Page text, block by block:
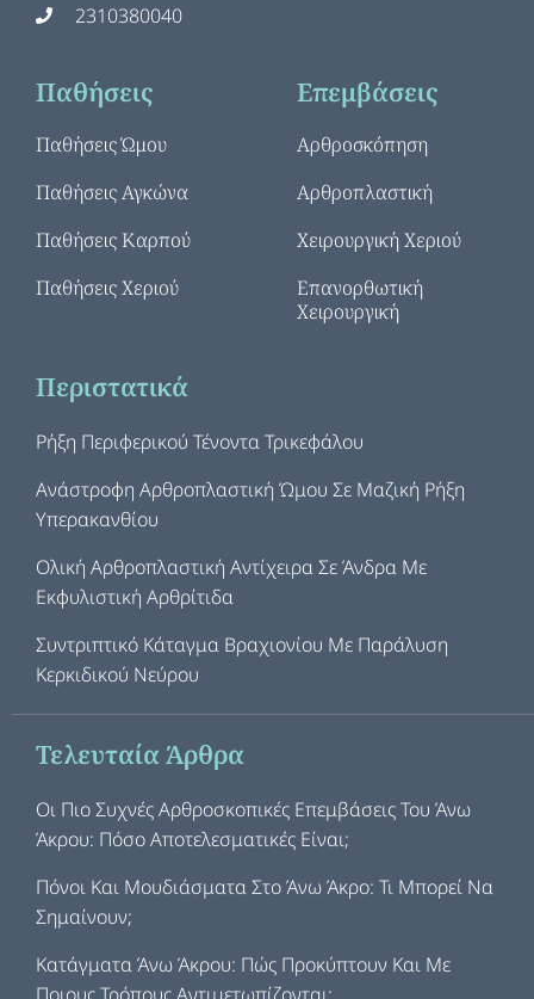
2310380040
Παθήσεις
Παθήσεις Ώμου
Παθήσεις Αγκώνα
Παθήσεις Καρπού
Παθήσεις Χεριού
Επεμβάσεις
Αρθροσκόπηση
Αρθροπλαστική
Χειρουργική Χεριού
Επανορθωτική
Χειρουργική
Περιστατικά
Ρήξη Περιφερικού Τένοντα Τρικεφάλου
Ανάστροφη Αρθροπλαστική Ώμου Σε Μαζική Ρήξη
Υπερακανθίου
Ολική Αρθροπλαστική Αντίχειρα Σε Άνδρα Με
Εκφυλιστική Αρθρίτιδα
Συντριπτικό Κάταγμα Βραχιονίου Με Παράλυση
Κερκιδικού Νεύρου
Τελευταία Άρθρα
Οι Πιο Συχνές Αρθροσκοπικές Επεμβάσεις Του Άνω
Άκρου: Πόσο Αποτελεσματικές Είναι;
Πόνοι Και Μουδιάσματα Στο Άνω Άκρο: Τι Μπορεί Να
Σημαίνουν;
Κατάγματα Άνω Άκρου: Πώς Προκύπτουν Και Με